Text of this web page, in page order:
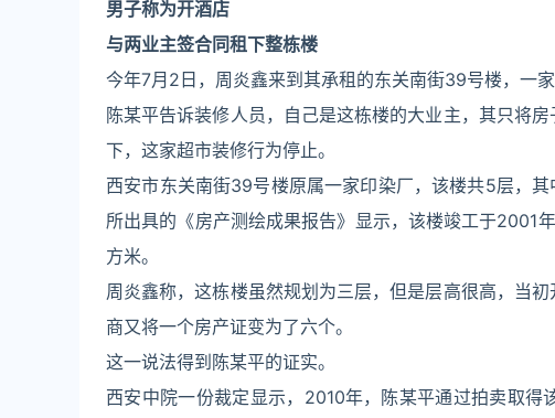
男子称为开酒店
与两业主签合同租下整栋楼
今年7月2日，周炎鑫来到其承租的东关南街39号楼，一
陈某平告诉装修人员，自己是这栋楼的大业主，其只将
下，这家超市装修行为停止。
西安市东关南街39号楼原属一家印染厂，该楼共5层，
所出具的《房产测绘成果报告》显示，该楼竣工于
方米。
周炎鑫称，这栋楼虽然规划为三层，但是层高很高，当
商又将一个房产证变为了六个。
这一说法得到陈某平的证实。
西安中院一份裁定显示，2010年，陈某平通过拍卖取